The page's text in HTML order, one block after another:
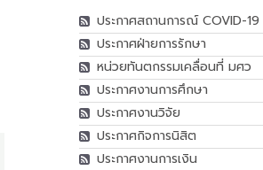
ประกาศสถานการณ์ COVID-19
ประกาศฝ่ายการรักษา
หน่วยทันตกรรมเคลื่อนที่ มศว
ประกาศงานการศึกษา
ประกาศงานวิจัย
ประกาศกิจการนิสิต
ประกาศงานการเงิน